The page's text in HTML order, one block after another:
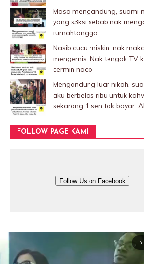
Masa mengandung, suami
yang s3ksi sebab nak
rumahtangga
Nasib cucu miskin, nak
mengemis. Nak tengok TV
cermin naco
Mengandung luar nikah,
aku berbelas ribu untuk
sekarang 1 sen tak bayar.
FOLLOW PAGE KAMI
Follow Us on Facebook
arrow_forward_ios